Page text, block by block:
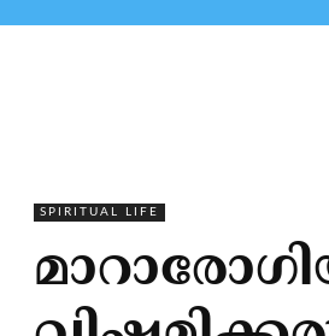
SPIRITUAL LIFE